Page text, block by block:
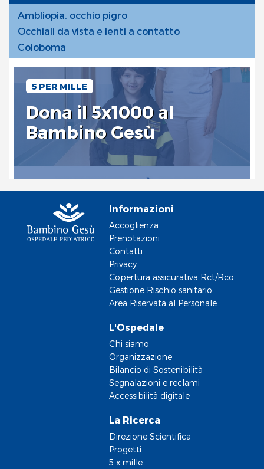
Ambliopia, occhio pigro
Occhiali da vista e lenti a contatto
Coloboma
5 PER MILLE
Dona il 5x1000 al
Bambino Gesù
Informazioni
Accoglienza
Prenotazioni
Contatti
Privacy
Copertura assicurativa Rct/Rco
Gestione Rischio sanitario
Area Riservata al Personale
L'Ospedale
Chi siamo
Organizzazione
Bilancio di Sostenibilità
Segnalazioni e reclami
Accessibilità digitale
La Ricerca
Direzione Scientifica
Progetti
5 x mille